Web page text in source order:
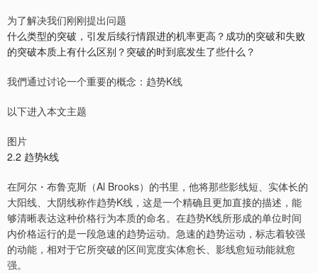
为了解决我们刚刚提出问题
什么类型的突破，引发后续行情跟进的机率更高？成功的突破和失败
的突破本质上有什么区别？突破的时到底发生了些什么？
我們通过讨论一个重要的概念：趋势K线
以下进入本文主题
图片
2.2 趋势k线
在阿尔・布鲁克斯（Al Brooks）的书里，他将那些影线短、实体长的
大阳线、大阴线称作趋势K线，这是一个精确且更加直接的描述，能
够清晰表达这种价格行为本质的命名。在趋势K线所形成的单位时间
内价格运行的是一段急速的趋势运动。急速的趋势运动，标志着较强
的动能，相对于它所突破的区间宽度实体愈长、影线愈短动能就愈
强。